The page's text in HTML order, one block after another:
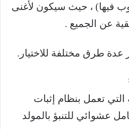
فيها) ، حيث سيكون لأغنى
عن الجميع .
عدة طرق مختلفة للاختيار.
تعمل بنظام إثبات
عشوائي للتنبؤ بالمولد